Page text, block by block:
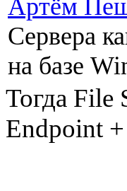
Артём
Сервера
на базе
Тогда File
Endpoint